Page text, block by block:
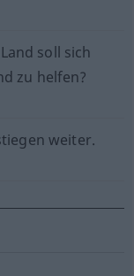
soll sich
zu helfen?
weiter.